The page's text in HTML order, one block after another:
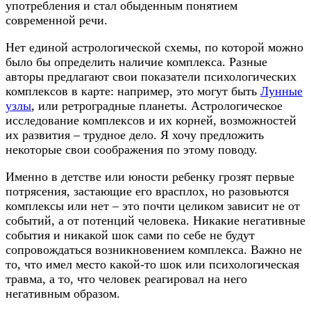
употребления и стал обыденным понятием
современной речи.
Нет единой астрологической схемы, по которой можно
было бы определить наличие комплекса. Разные
авторы предлагают свои показатели психологических
комплексов в карте: например, это могут быть Лунные
узлы, или ретроградные планеты. Астрологическое
исследование комплексов и их корней, возможностей
их развития – трудное дело. Я хочу предложить
некоторые свои соображения по этому поводу.
Именно в детстве или юности ребенку грозят первые
потрясения, застающие его врасплох, но разовьются
комплексы или нет – это почти целиком зависит не от
событий, а от потенций человека. Никакие негативные
события и никакой шок сами по себе не будут
сопровождаться возникновением комплекса. Важно не
то, что имел место какой-то шок или психологическая
травма, а то, что человек реагировал на него
негативным образом.